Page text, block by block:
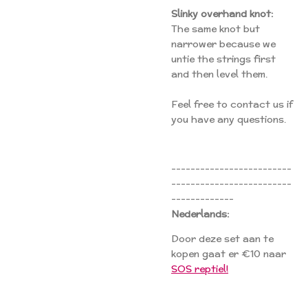
Slinky overhand knot:
The same knot but
narrower because we
untie the strings first
and then level them.
Feel free to contact us if
you have any questions.
-------------------------
-------------------------
-------------
Nederlands:
Door deze set aan te
kopen gaat er €10 naar
SOS reptiel!